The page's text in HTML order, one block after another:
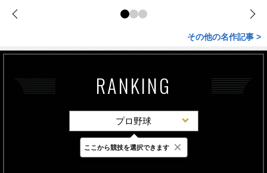
その他の名作記事 >
RANKING
プロ野球
最新 24時間 週間
ここから競技を選択できます ×